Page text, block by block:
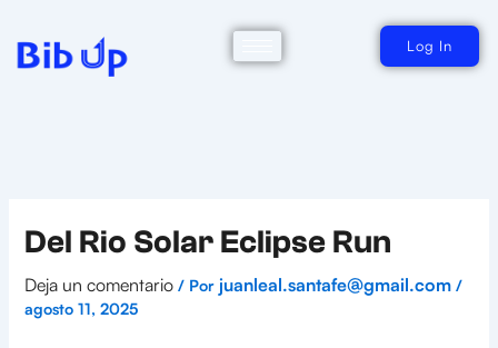
contenido
Log In
Del Rio Solar Eclipse Run
Deja un comentario / Por juanleal.santafe@gmail.com /
agosto 11, 2025